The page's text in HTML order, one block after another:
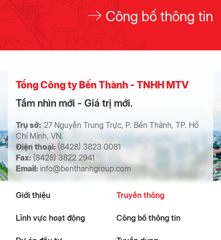
Công bố thông tin
Tổng Công ty Bến Thành - TNHH MTV
Tầm nhìn mới - Giá trị mới.
Trụ sở: 27 Nguyễn Trung Trực, P. Bến Thành, TP. Hồ
Chí Minh, VN.
Điện thoại: (8428) 3823 0081
Fax:(8428) 3822 2941
Email: info@benthanhgroup.com
Giới thiệu
Lĩnh vực hoạt động
Truyền thông
Công bố thông tin